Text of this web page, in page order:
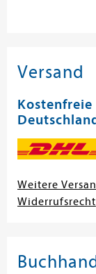
Versand
Weitere
Widerrufsrecht